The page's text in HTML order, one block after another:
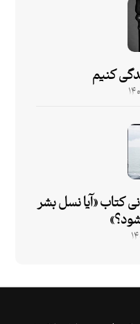
کنیم
کتاب «آیا نسل بشر